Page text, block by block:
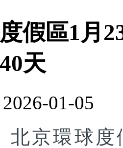
假區1月
天
01-05
北京環球度